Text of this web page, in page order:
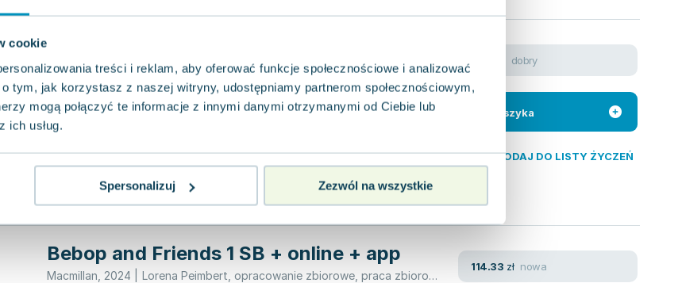
cookie
treści i reklam, aby oferować funkcje społecznościowe i analizować
tym, jak korzystasz z naszej witryny, udostępniamy partnerom społecznościowym,
mogą połączyć te informacje z innymi danymi otrzymanymi od Ciebie lub
ich usług.
Spersonalizuj Zezwól na wszystkie
Macmillan,2017 | Lorena Peimbert,Myriam Monterrubio
Bebop to innowacyjny podręcznik podzielony na trzy poziomy,
zaprojektowany z myślą o najmłodszych uczniach. Jego
wyróżnikiem jest...
Pakujemy 10.08
Wyprzedaż
dobry
Do koszyka
DODAJ DO LISTY ŻYCZEŃ
Bebop and Friends 1 SB + online + app
Macmillan 2024 Lorena Peimbert opracowanie zbiorowe praca zbiorowa Myriam Monterrubio
114.33 zł nowa